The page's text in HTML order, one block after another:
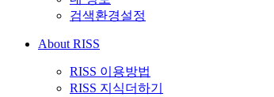
검색환경설정
About RISS
RISS 이용방법
RISS 지식더하기